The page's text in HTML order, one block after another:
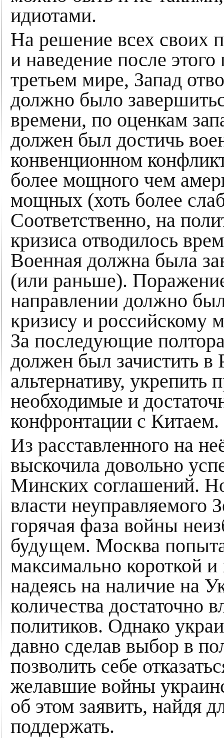
идиотами.
На решение всех своих
и наведение после
третьем мире, Запад
должно было
времени, по оценкам
должен был достичь
конвенционном
более мощного чем
мощных (хоть более
Соответственно, на
кризиса отводилось
Военная должна была
(или раньше).
направлении должно
кризису и российскому
За последующие
должен был зачистить в
альтернативу, укрепить
необходимые и
конфронтации с Китаем.
Из расставленного на
выскочила довольно
Минских соглашений.
власти неуправляемого
горячая фаза войны
будущем. Москва
максимально короткой
надеясь на наличие на
количества достаточно
политиков. Однако
давно сделав выбор в
позволить себе
желавшие войны
об этом заявить, найдя
поддержать.